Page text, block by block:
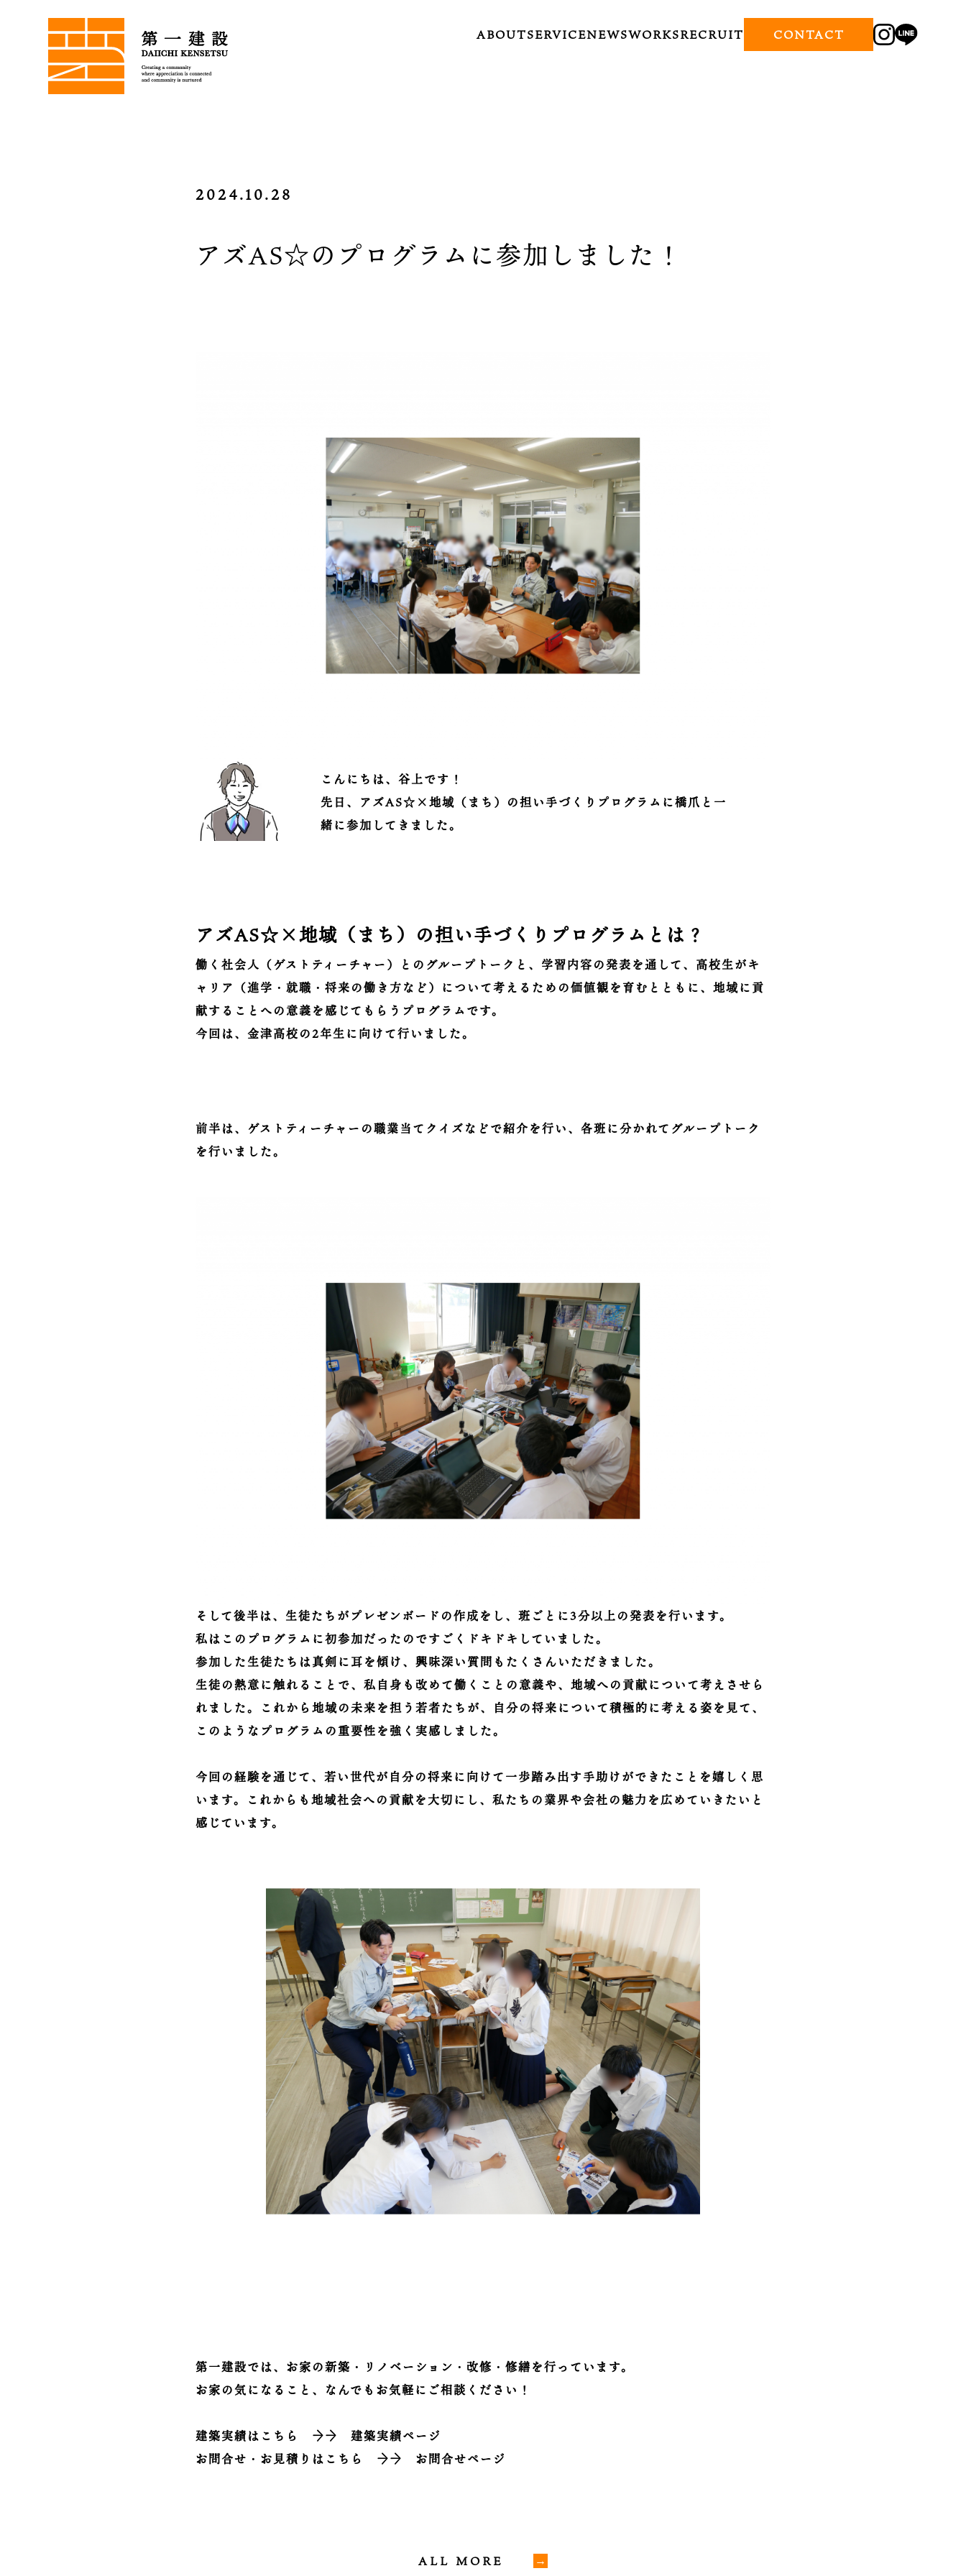
ABOUTSERVICENEWSWORKSRECRUIT CONTACT
2024.10.28
アズAS☆のプログラムに参加しました！
こんにちは、谷上です！
先日、アズAS☆×地域（まち）の担い手づくりプログラムに橋爪と一
緒に参加してきました。
アズAS☆×地域（まち）の担い手づくりプログラムとは？
働く社会人（ゲストティーチャー）とのグループトークと、学習内容の発表を通して、高校生がキ
ャリア（進学・就職・将来の働き方など）について考えるための価値観を育むとともに、地域に貢
献することへの意義を感じてもらうプログラムです。
今回は、金津高校の2年生に向けて行いました。
前半は、ゲストティーチャーの職業当てクイズなどで紹介を行い、各班に分かれてグループトーク
を行いました。
そして後半は、生徒たちがプレゼンボードの作成をし、班ごとに3分以上の発表を行います。
私はこのプログラムに初参加だったのですごくドキドキしていました。
参加した生徒たちは真剣に耳を傾け、興味深い質問もたくさんいただきました。
生徒の熱意に触れることで、私自身も改めて働くことの意義や、地域への貢献について考えさせら
れました。これから地域の未来を担う若者たちが、自分の将来について積極的に考える姿を見て、
このようなプログラムの重要性を強く実感しました。
今回の経験を通じて、若い世代が自分の将来に向けて一歩踏み出す手助けができたことを嬉しく思
います。これからも地域社会への貢献を大切にし、私たちの業界や会社の魅力を広めていきたいと
感じています。
第一建設では、お家の新築・リノベーション・改修・修繕を行っています。
お家の気になること、なんでもお気軽にご相談ください！
建築実績はこちら →→ 建築実績ページ
お問合せ・お見積りはこちら
→→ お問合せページ
ALL MORE